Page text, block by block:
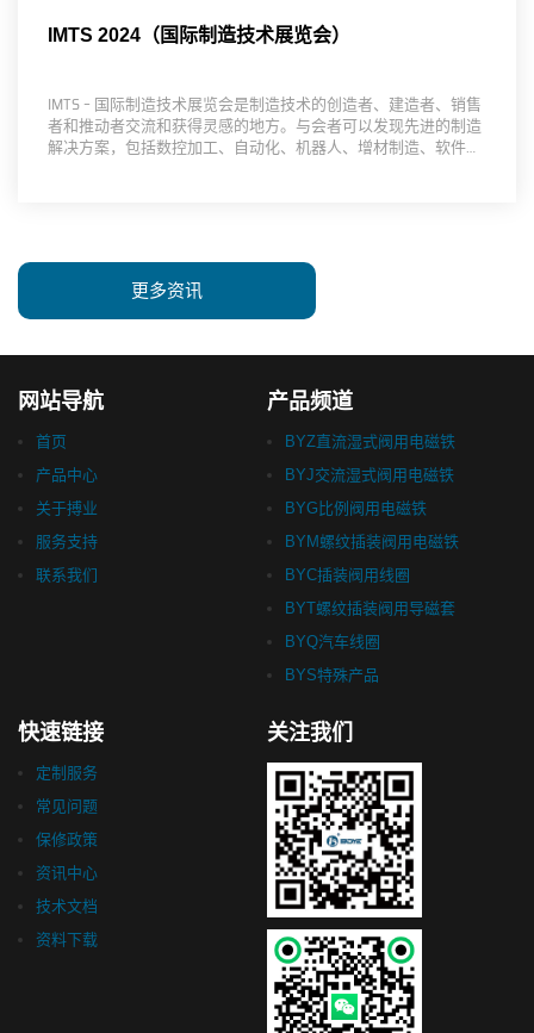
IMTS 2024（国际制造技术展览会）
IMTS – 国际制造技术展览会是制造技术的创造者、建造者、销售
者和推动者交流和获得灵感的地方。与会者可以发现先进的制造
解决方案，包括数控加工、自动化、机器人、增材制造、软件、
更多资讯
网站导航
首页
产品中心
关于搏业
服务支持
联系我们
产品频道
BYZ直流湿式阀用电磁铁
BYJ交流湿式阀用电磁铁
BYG比例阀用电磁铁
BYM螺纹插装阀用电磁铁
BYC插装阀用线圈
BYT螺纹插装阀用导磁套
BYQ汽车线圈
BYS特殊产品
快速链接
定制服务
常见问题
保修政策
资讯中心
技术文档
资料下载
关注我们